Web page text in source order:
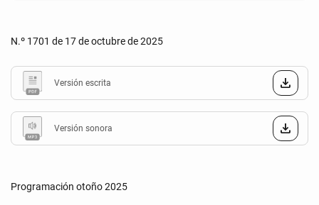
N.º 1701 de 17 de octubre de 2025
Versión escrita
Versión sonora
Programación otoño 2025